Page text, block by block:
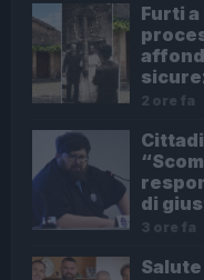
Furti
2 ore fa
di
3 ore fa
Salute